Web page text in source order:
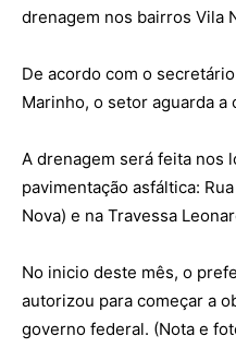
drenagem nos bairros Vila
De acordo com o
Marinho, o setor aguarda a
A drenagem será feita nos
pavimentação asfáltica:
Nova) e na Travessa
No inicio deste mês, o
autorizou para começar a
governo federal. (Nota e